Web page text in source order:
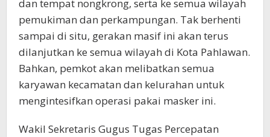
dan tempat nongkrong, serta ke semua wilayah
pemukiman dan perkampungan. Tak berhenti
sampai di situ, gerakan masif ini akan terus
dilanjutkan ke semua wilayah di Kota Pahlawan.
Bahkan, pemkot akan melibatkan semua
karyawan kecamatan dan kelurahan untuk
mengintesifkan operasi pakai masker ini.
Wakil Sekretaris Gugus Tugas Percepatan